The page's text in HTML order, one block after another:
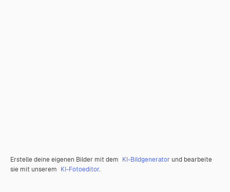
Erstelle deine eigenen Bilder mit dem KI-Bildgenerator und bearbeite
sie mit unserem KI-Fotoeditor.